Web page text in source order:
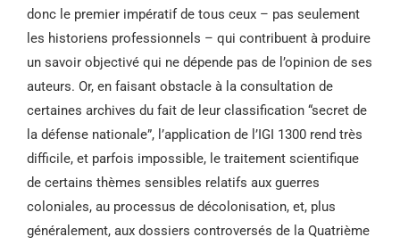
donc le premier impératif de tous ceux – pas seulement
les historiens professionnels – qui contribuent à produire
un savoir objectivé qui ne dépende pas de l’opinion de ses
auteurs. Or, en faisant obstacle à la consultation de
certaines archives du fait de leur classification “secret de
la défense nationale”, l’application de l’IGI 1300 rend très
difficile, et parfois impossible, le traitement scientifique
de certains thèmes sensibles relatifs aux guerres
coloniales, au processus de décolonisation, et, plus
généralement, aux dossiers controversés de la Quatrième